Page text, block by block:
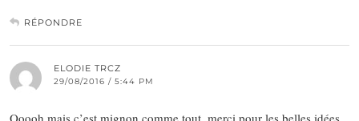
RÉPONDRE
ELODIE TRCZ
29/08/2016 / 5:44 PM
Ooooh mais c’est mignon comme tout, merci pour les belles idées